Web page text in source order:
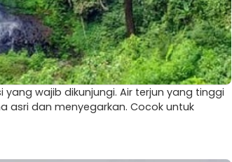
wajib dikunjungi. Air terjun yang tinggi
asri dan menyegarkan. Cocok untuk